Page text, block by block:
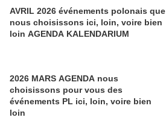
AVRIL 2026 événements polonais que
nous choisissons ici, loin, voire bien
loin AGENDA KALENDARIUM
2026 MARS AGENDA nous
choisissons pour vous des
événements PL ici, loin, voire bien
loin